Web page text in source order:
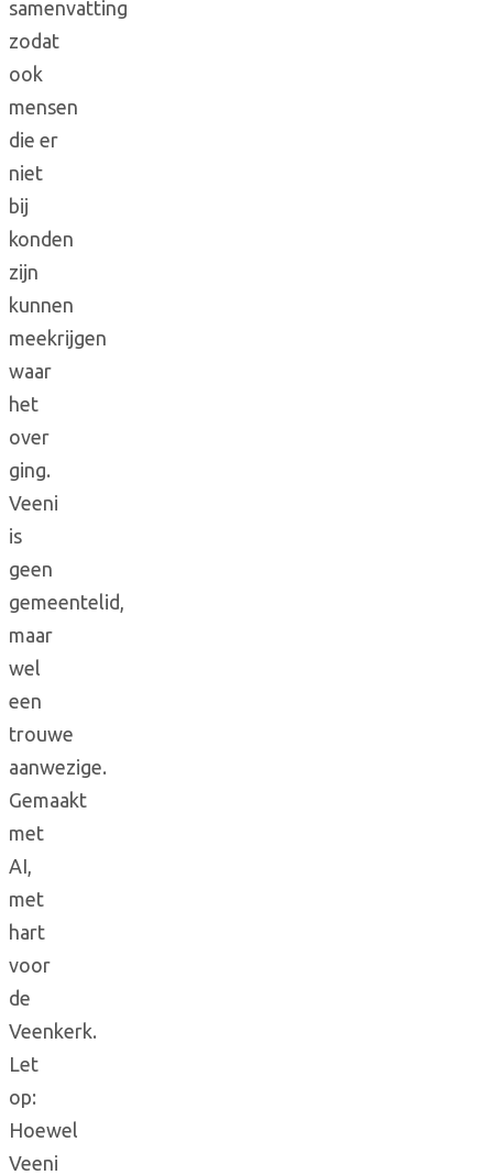
samenvatting
zodat
ook
mensen
die er
niet
bij
konden
zijn
kunnen
meekrijgen
waar
het
over
ging.
Veeni
is
geen
gemeentelid,
maar
wel
een
trouwe
aanwezige.
Gemaakt
met
AI,
met
hart
voor
de
Veenkerk.
Let
op:
Hoewel
Veeni